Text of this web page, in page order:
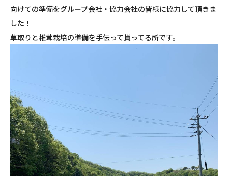
向けての準備をグループ会社・協力会社の皆様に協力して頂きま
した！
草取りと椎茸栽培の準備を手伝って貰ってる所です。